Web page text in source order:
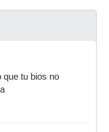
que tu bios no